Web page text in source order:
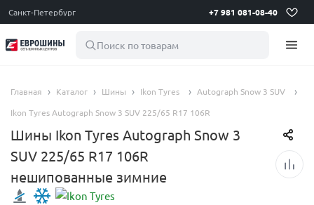
Санкт-Петербург +7 981 081-08-40
Поиск по товарам
Главная Каталог Шины Ikon Tyres
Autograph Snow 3 SUV
Ikon Tyres Autograph Snow 3 SUV 225/65 R17 106R
Шины Ikon Tyres Autograph Snow 3
SUV 225/65 R17 106R
нешипованные зимние